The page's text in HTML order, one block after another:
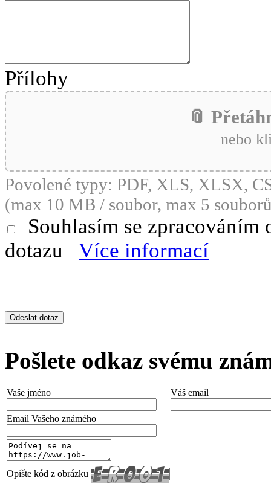
Přílohy
📎
nebo
Povolené typy: PDF, XLS, XLSX,
(max 10 MB / soubor, max 5
Souhlasím se
dotazu
Více informací
Pošlete odkaz svému
Vaše jméno Váš email
Email Vašeho známého
Opište kód z obrázku